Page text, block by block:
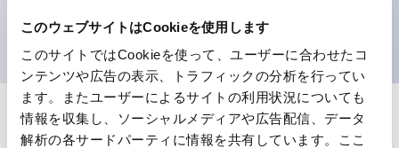
このウェブサイトはCookieを使用します
このサイトではCookieを使って、ユーザーに合わせたコ
ンテンツや広告の表示、トラフィックの分析を行ってい
ます。またユーザーによるサイトの利用状況についても
情報を収集し、ソーシャルメディアや広告配信、データ
解析の各サードパーティに情報を共有しています。ここ
UL、CSA、TÜV、CCC認証品。
仕様 すべて展開